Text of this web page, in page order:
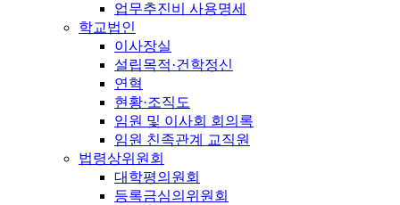
업무추진비 사용명세
학교법인
이사장실
설립목적·건학정신
연혁
현황·조직도
임원 및 이사회 회의록
임원 친족관계 교직원
법령상위원회
대학평의원회
등록금심의위원회